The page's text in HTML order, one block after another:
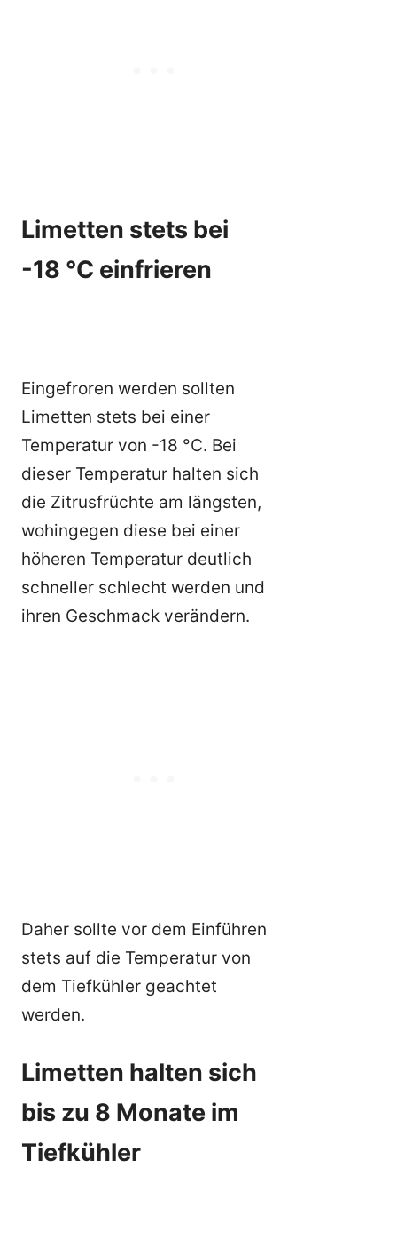
Limetten stets bei
-18 °C einfrieren
Eingefroren werden sollten
Limetten stets bei einer
Temperatur von -18 °C. Bei
dieser Temperatur halten sich
die Zitrusfrüchte am längsten,
wohingegen diese bei einer
höheren Temperatur deutlich
schneller schlecht werden und
ihren Geschmack verändern.
Daher sollte vor dem Einführen
stets auf die Temperatur von
dem Tiefkühler geachtet
werden.
Limetten halten sich
bis zu 8 Monate im
Tiefkühler